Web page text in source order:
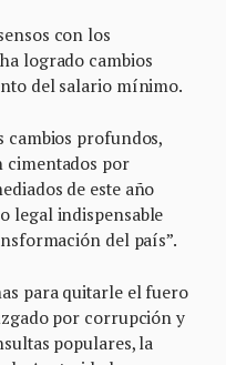
con los
logrado cambios
del salario mínimo.
cambios profundos,
cimentados por
de este año
legal indispensable
del país”.
para quitarle el fuero
por corrupción y
populares, la